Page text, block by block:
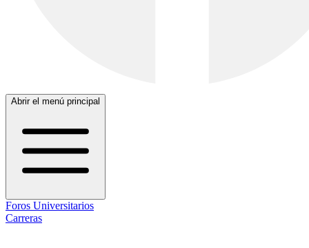
Abrir el menú principal
Foros Universitarios
Carreras